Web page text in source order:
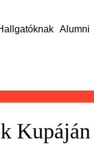
Alumni